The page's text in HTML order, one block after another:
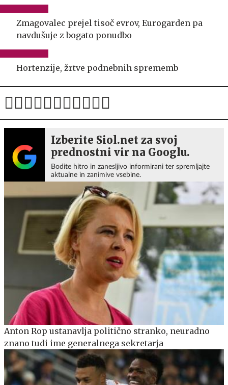
Zmagovalec prejel tisoč evrov, Eurogarden pa
navdušuje z bogato ponudbo
Hortenzije, žrtve podnebnih sprememb
Izberite Siol.net za svoj
prednostni vir na Googlu.
Bodite hitro in zanesljivo informirani ter spremljajte
aktualne in zanimive vsebine.
Anton Rop ustanavlja politično stranko, neuradno
znano tudi ime generalnega sekretarja